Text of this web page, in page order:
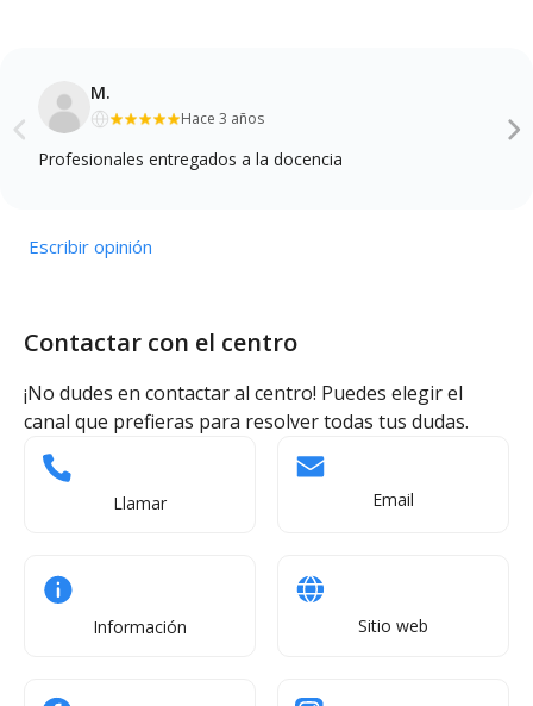
M.
Hace 3 años
Profesionales entregados a la docencia
Escribir opinión
Contactar con el centro
¡No dudes en contactar al centro! Puedes elegir el
canal que prefieras para resolver todas tus dudas.
Llamar Email
Información Sitio web